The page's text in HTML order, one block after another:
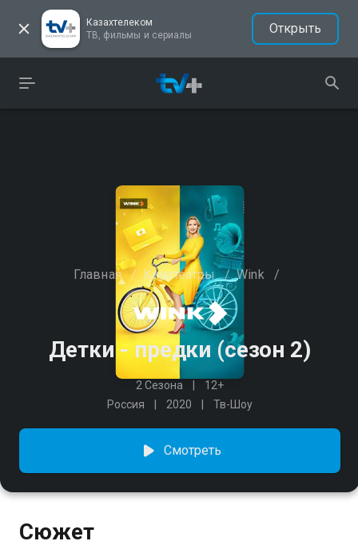
Казахтелеком
ТВ, фильмы и сериалы
Открыть
Главная / Кинотеатры / Wink /
Детки - предки (сезон 2)
2 Сезона
12+
Россия
2020 Тв-Шоу
Смотреть
Сюжет